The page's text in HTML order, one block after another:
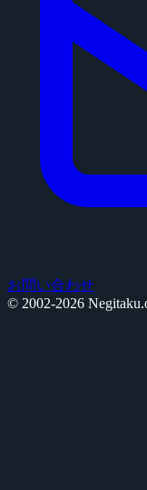
お問い合わせ
© 2002-2026